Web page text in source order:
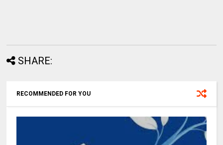
SHARE:
RECOMMENDED FOR YOU